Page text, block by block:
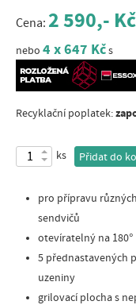
Cena: 2 590,- Kč
nebo 4 x 647 Kčs
Recyklační poplatek:
ks Přidat do
pro přípravu
sendvičů
otevíratelný na 180°
5 přednastavených
uzeniny
grilovací plocha s